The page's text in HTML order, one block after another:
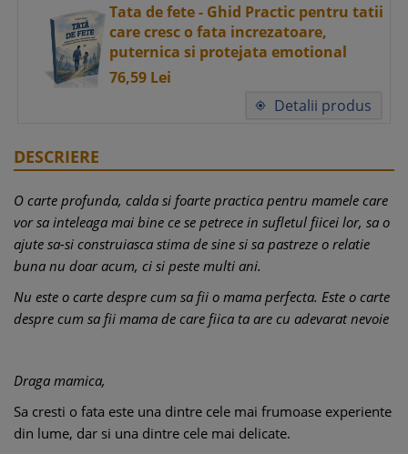
Tata de fete - Ghid Practic pentru tatii
care cresc o fata increzatoare,
puternica si protejata emotional
76,59 Lei
 Detalii produs
DESCRIERE
O carte profunda, calda si foarte practica pentru mamele care
vor sa inteleaga mai bine ce se petrece in sufletul fiicei lor, sa o
ajute sa-si construiasca stima de sine si sa pastreze o relatie
buna nu doar acum, ci si peste multi ani.
Nu este o carte despre cum sa fii o mama perfecta. Este o carte
despre cum sa fii mama de care fiica ta are cu adevarat nevoie
Draga mamica,
Sa cresti o fata este una dintre cele mai frumoase experiente
din lume, dar si una dintre cele mai delicate.